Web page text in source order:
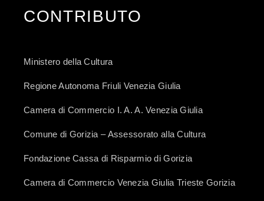
CONTRIBUTO
Ministero della Cultura
Regione Autonoma Friuli Venezia Giulia
Camera di Commercio I. A. A. Venezia Giulia
Comune di Gorizia – Assessorato alla Cultura
Fondazione Cassa di Risparmio di Gorizia
Camera di Commercio Venezia Giulia Trieste Gorizia